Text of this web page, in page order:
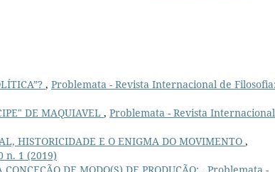
, Problemata - Revista Internacional de
DE MAQUIAVEL , Problemata - Revista
HISTORICIDADE E O ENIGMA DO MOVIMENTO ,
n. 1 (2019)